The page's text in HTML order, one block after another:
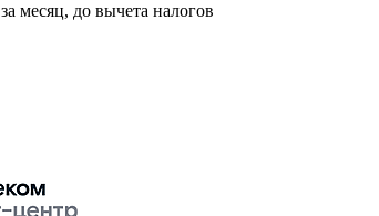
за месяц, до вычета налогов